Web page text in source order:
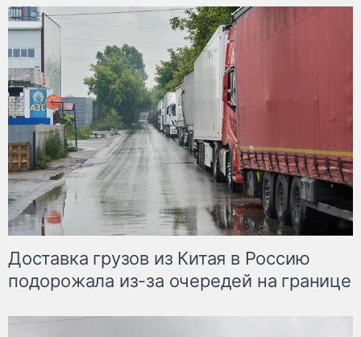
Доставка грузов из Китая в Россию
подорожала из-за очередей на границе